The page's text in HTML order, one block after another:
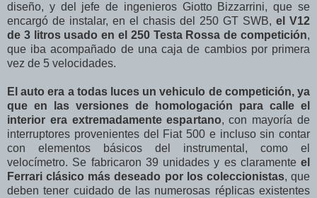
diseño, y del jefe de ingenieros Giotto Bizzarrini, que se
encargó de instalar, en el chasis del 250 GT SWB, el V12
de 3 litros usado en el 250 Testa Rossa de competición,
que iba acompañado de una caja de cambios por primera
vez de 5 velocidades.
El auto era a todas luces un vehiculo de competición, ya
que en las versiones de homologación para calle el
interior era extremadamente espartano, con mayoría de
interruptores provenientes del Fiat 500 e incluso sin contar
con elementos básicos del instrumental, como el
velocímetro. Se fabricaron 39 unidades y es claramente el
Ferrari clásico más deseado por los coleccionistas, que
deben tener cuidado de las numerosas réplicas existentes